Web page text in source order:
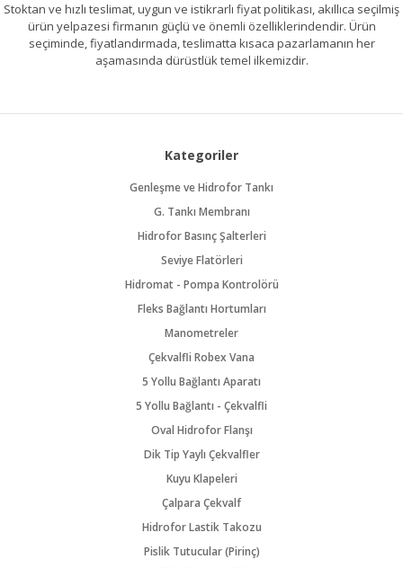
Stoktan ve hızlı teslimat, uygun ve istikrarlı fiyat politikası, akıllıca seçilmiş
ürün yelpazesi firmanın güçlü ve önemli özelliklerindendir. Ürün
seçiminde, fiyatlandırmada, teslimatta kısaca pazarlamanın her
aşamasında dürüstlük temel ilkemizdir.
Kategoriler
Genleşme ve Hidrofor Tankı
G. Tankı Membranı
Hidrofor Basınç Şalterleri
Seviye Flatörleri
Hidromat - Pompa Kontrolörü
Fleks Bağlantı Hortumları
Manometreler
Çekvalfli Robex Vana
5 Yollu Bağlantı Aparatı
5 Yollu Bağlantı - Çekvalfli
Oval Hidrofor Flanşı
Dik Tip Yaylı Çekvalfler
Kuyu Klapeleri
Çalpara Çekvalf
Hidrofor Lastik Takozu
Pislik Tutucular (Pirinç)